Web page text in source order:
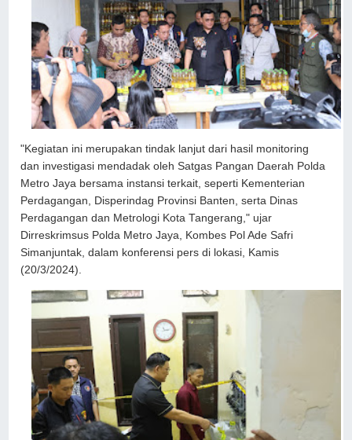
"Kegiatan ini merupakan tindak lanjut dari hasil monitoring
dan investigasi mendadak oleh Satgas Pangan Daerah Polda
Metro Jaya bersama instansi terkait, seperti Kementerian
Perdagangan, Disperindag Provinsi Banten, serta Dinas
Perdagangan dan Metrologi Kota Tangerang," ujar
Dirreskrimsus Polda Metro Jaya, Kombes Pol Ade Safri
Simanjuntak, dalam konferensi pers di lokasi, Kamis
(20/3/2024).